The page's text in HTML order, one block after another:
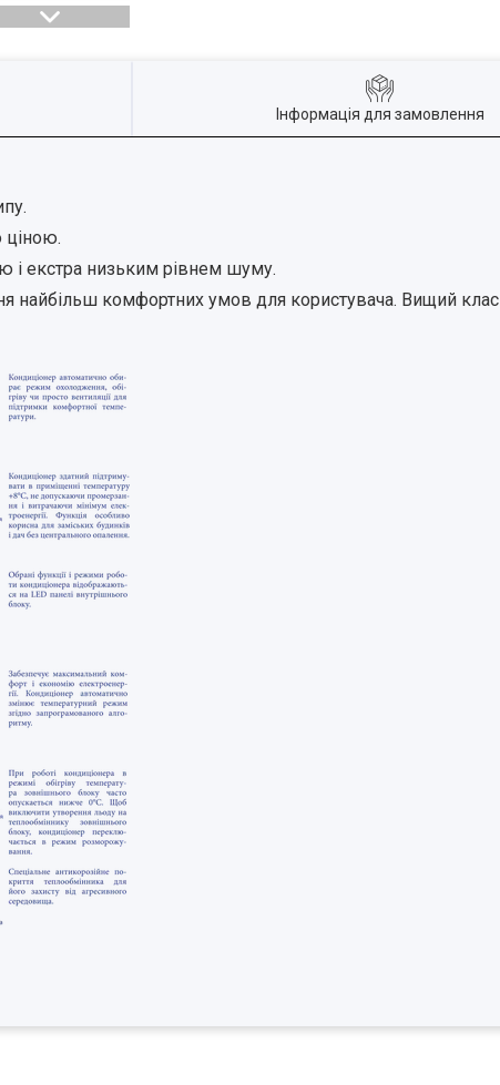
Інформація для замовлення
ціною.
і екстра низьким рівнем шуму.
найбільш комфортних умов для користувача. Вищий клас